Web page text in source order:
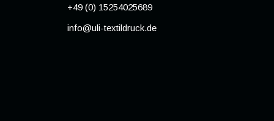
+49 (0) 15254025689
info@uli-textildruck.de